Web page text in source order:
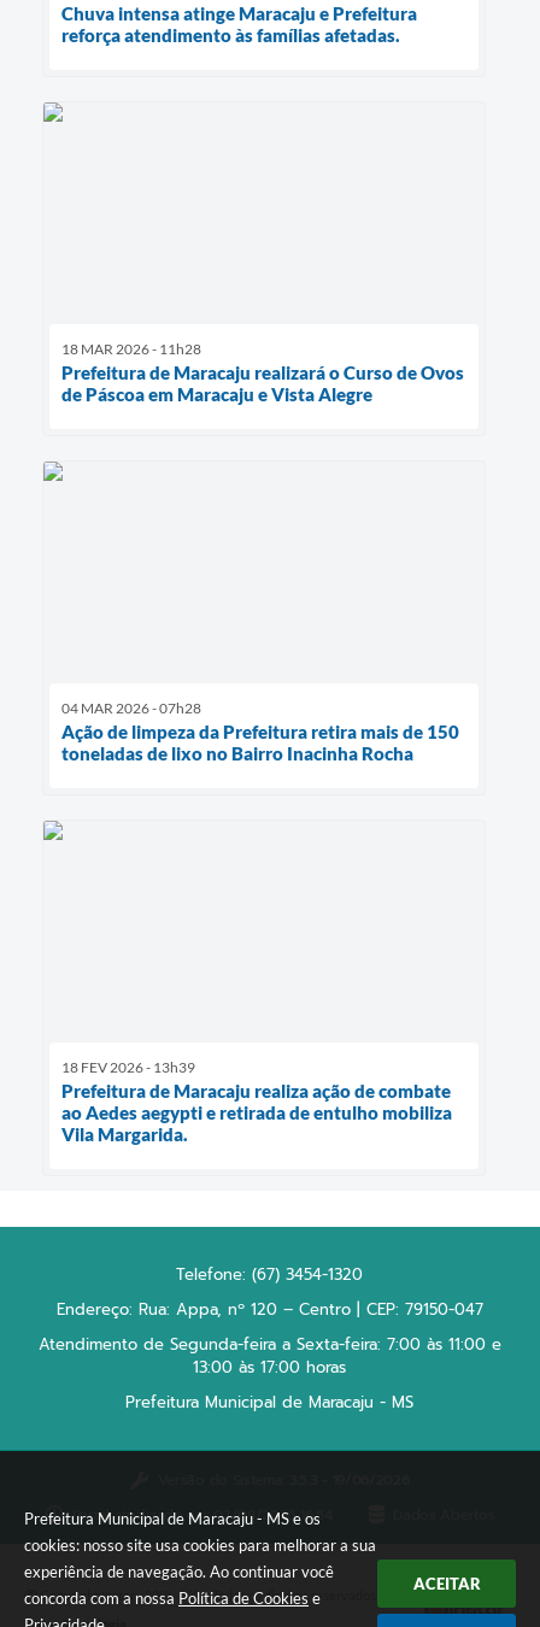
Prefeitura Municipal de Maracaju - MS e os
cookies: nosso site usa cookies para melhorar a sua
experiência de navegação. Ao continuar você
concorda com a nossa Política de Cookies e
ACEITAR
Chuva intensa atinge Maracaju e Prefeitura
reforça atendimento às famílias afetadas.
18 MAR 2026 - 11h28
Prefeitura de Maracaju realizará o Curso de Ovos
de Páscoa em Maracaju e Vista Alegre
04 MAR 2026 - 07h28
Ação de limpeza da Prefeitura retira mais de 150
toneladas de lixo no Bairro Inacinha Rocha
18 FEV 2026 - 13h39
Prefeitura de Maracaju realiza ação de combate
ao Aedes aegypti e retirada de entulho mobiliza
Vila Margarida.
Telefone: (67) 3454-1320
Endereço: Rua: Appa, nº 120 – Centro | CEP: 79150-047
Atendimento de Segunda-feira a Sexta-feira: 7:00 às 11:00 e
13:00 às 17:00 horas
Prefeitura Municipal de Maracaju - MS
Portal atualizado em:07/08/2026 16:54
Copyright Instar - 2006-2026. Todos os direitos reservados -
Instar Tecnologia